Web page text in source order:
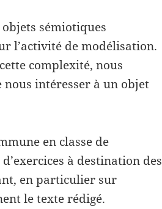
sémiotiques
l’activité de modélisation.
complexité, nous
intéresser à un objet
en classe de
à destination des
en particulier sur
le texte rédigé.